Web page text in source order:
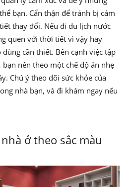
bạn. Cẩn thận để tránh bị cảm
thay đổi. Nếu đi du lịch nước
quen với thời tiết vì vậy hay
cần thiết. Bên cạnh việc tập
nên theo một chế độ ăn nhẹ
Chú ý theo dõi sức khỏe của
nhà bạn, và đi khám ngay nếu
ở theo sắc màu